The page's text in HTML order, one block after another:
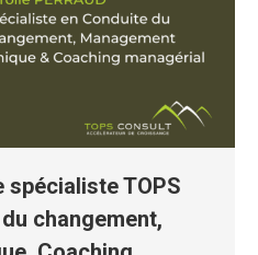
spécialiste TOPS
changement,